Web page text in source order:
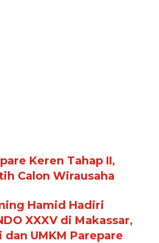
Keren Tahap II,
Calon Wirausaha
Hamid Hadiri
XXXV di Makassar,
UMKM Parepare